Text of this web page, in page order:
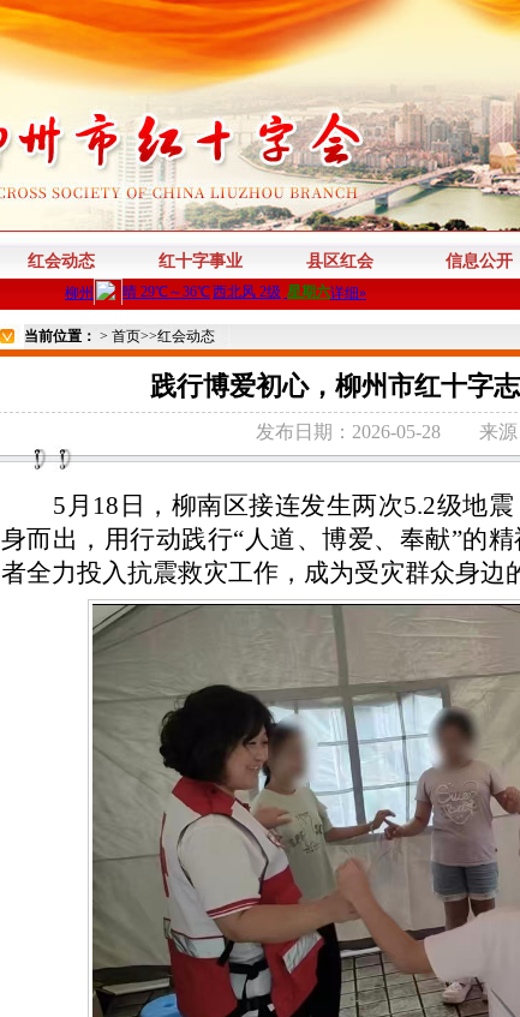
红会动态 红十字事业 县区红会 信息公开
当前位置： > 首页>>红会动态
践行博爱初心，柳州市红十字
发布日期：2026-05-28 来
5月18日，柳南区接连发生两次5.2级地
身而出，用行动践行“人道、博爱、奉献”的
者全力投入抗震救灾工作，成为受灾群众身边